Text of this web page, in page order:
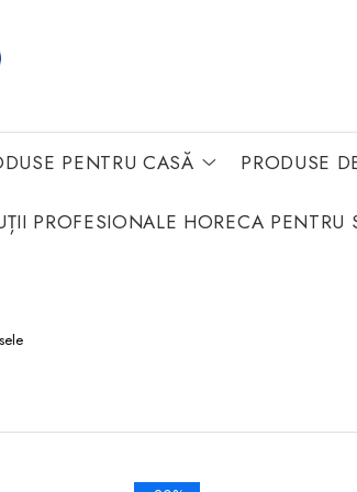
PENTRU CASĂ PRODUSE
PROFESIONALE HORECA PENTRU